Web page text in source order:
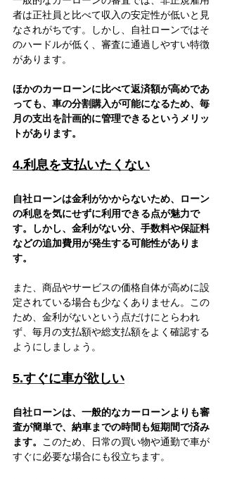
者は正社員と比べて収入の安定性が低いと見
なされがちです。しかし、自社ローンではそ
のハードルが低く、審査に通過しやすい特徴
があります。
ほかのカーローンに比べて返済額が高めであ
っても、車の分割購入が可能になるため、毎
月の支出を計画的に管理できるというメリッ
トがあります。
4.利息を支払いたくない
自社ローンは金利がかからないため、ローン
の利息を気にせずに利用できる点が魅力で
す。しかし、金利がない分、手数料や保証料
などの追加費用が発生する可能性がありま
す。
また、商品やサービスの価格自体が高めに設
定されている場合も少なくありません。この
ため、金利がないという点だけにとらわれ
ず、毎月の支払額や総支払額をよく確認する
ようにしましょう。
5.すぐに車が欲しい
自社ローンは、一般的なカーローンよりも審
査が簡単で、納車までの時間も短期間で済み
ます。
このため、日常の買い物や通勤で車が
すぐに必要な場合にも役立ちます。